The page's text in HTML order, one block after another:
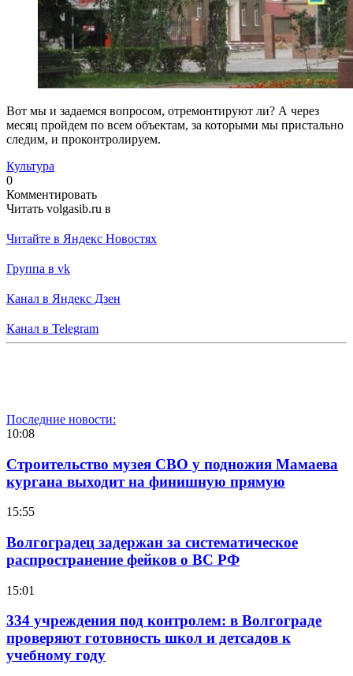
Вот мы и задаемся вопросом, отремонтируют ли? А через
месяц пройдем по всем объектам, за которыми мы пристально
следим, и проконтролируем.
Культура
0
Комментировать
Читать volgasib.ru в
Читайте в Яндекс Новостях
Группа в vk
Канал в Яндекс Дзен
Канал в Telegram
Последние новости:
10:08
Строительство музея СВО у подножия Мамаева
кургана выходит на финишную прямую
15:55
Волгоградец задержан за систематическое
распространение фейков о ВС РФ
15:01
334 учреждения под контролем: в Волгограде
проверяют готовность школ и детсадов к
учебному году